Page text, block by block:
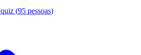
(95 pessoas)